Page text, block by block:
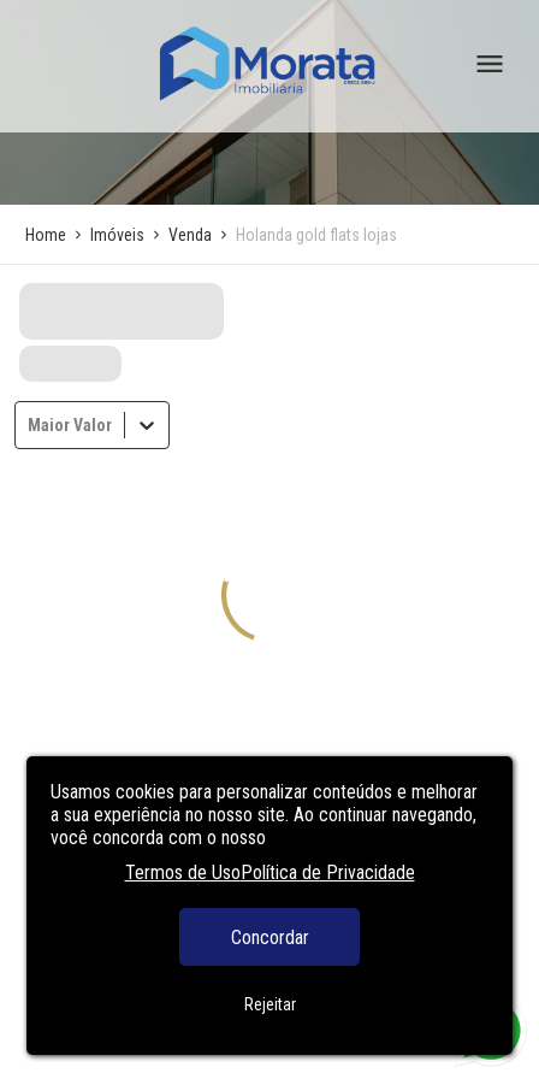
Usamos cookies para personalizar conteúdos e melhorar
a sua experiência no nosso site. Ao continuar navegando,
você concorda com o nosso
Termos de UsoPolítica de Privacidade
Concordar
Rejeitar
Home Imóveis Venda Holanda gold flats lojas
Maior Valor